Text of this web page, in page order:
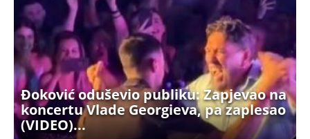
Đoković oduševio publiku: Zapjevao na
koncertu Vlade Georgieva, pa zaplesao
(VIDEO)